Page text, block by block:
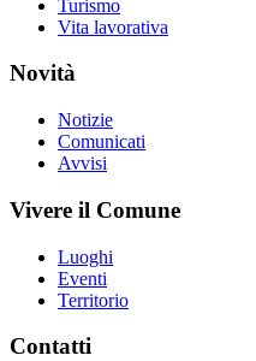
Turismo
Vita lavorativa
Novità
Notizie
Comunicati
Avvisi
Vivere il Comune
Luoghi
Eventi
Territorio
Contatti